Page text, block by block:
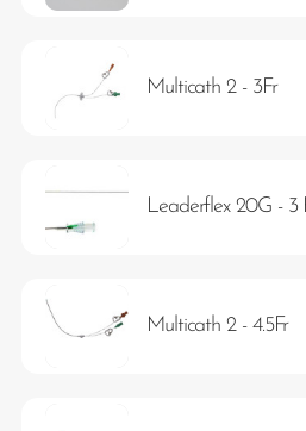
Multicath 2 - 3Fr
Leaderflex 20G - 3
Multicath 2 - 4.5Fr